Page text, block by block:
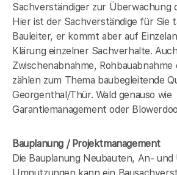
Sachverständiger zur Überwachung
Hier ist der Sachverständige für Sie
Bauleiter, er kommt aber auf
Klärung einzelner Sachverhalte.
Zwischenabnahme, Rohbauabnahme
zählen zum Thema baubegleitende
Georgenthal/Thür. Wald genauso wie
Garantiemanagement oder
Bauplanung / Projektmanagement
Die Bauplanung Neubauten, An-